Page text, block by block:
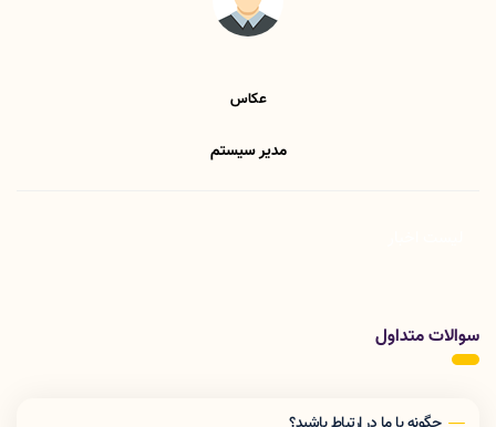
عکاس
مدیر سیستم
سوالات متداول